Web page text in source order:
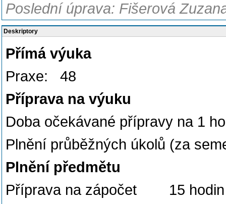
Poslední úprava: Fišerová
Deskriptory
Přímá výuka
Praxe: 48
Příprava na výuku
Doba očekávané přípravy na 1
Plnění průběžných úkolů (za
Plnění předmětu
Příprava na zápočet 15 hodin